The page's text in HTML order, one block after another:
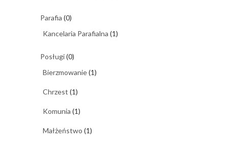
Parafia (0)
Kancelaria Parafialna (1)
Posługi(0)
Bierzmowanie(1)
Chrzest (1)
Komunia (1)
Małżeństwo (1)